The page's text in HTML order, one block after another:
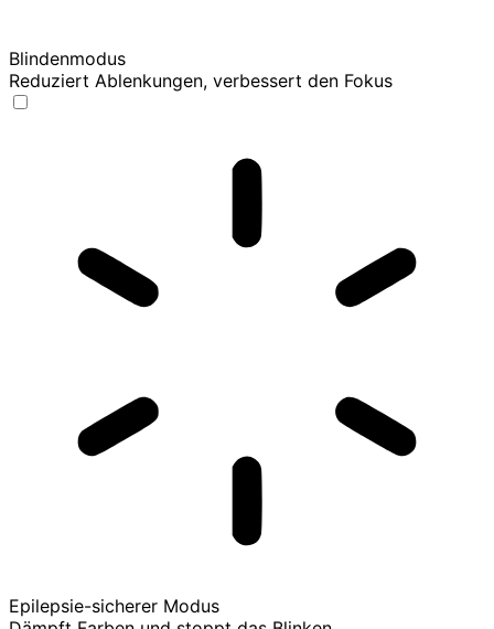
Blindenmodus
Reduziert Ablenkungen, verbessert den Fokus
Epilepsie-sicherer Modus